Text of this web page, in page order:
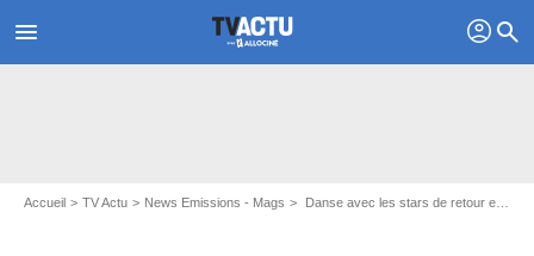
menu profil search
Accueil TV Actu News Emissions - Mags Danse avec les stars de retour en janvier 2024 ? Toutes les dernières infos